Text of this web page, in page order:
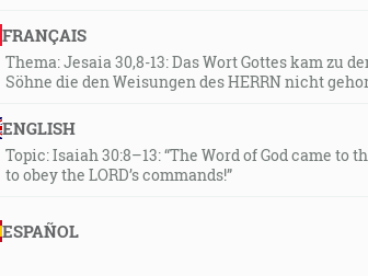
FRANÇAIS
Thema: Jesaia 30,8-13: Das Wort Gottes kam zu
Söhne die den Weisungen des HERRN nicht
ENGLISH
Topic: Isaiah 30:8–13: “The Word of God came
to obey the LORD’s commands!”
ESPAÑOL